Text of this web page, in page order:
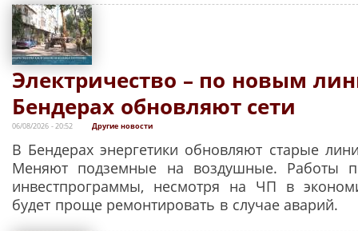
Электричество – по новым
Бендерах обновляют сети
06/08/2026 - 20:52 Другие новости
В Бендерах энергетики обновляют старые
Меняют подземные на воздушные. Работы
инвестпрограммы, несмотря на ЧП в
будет проще ремонтировать в случае аварий.